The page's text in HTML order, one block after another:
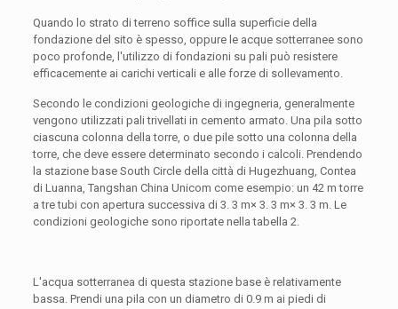
Quando lo strato di terreno soffice sulla superficie della
fondazione del sito è spesso, oppure le acque sotterranee sono
poco profonde, l'utilizzo di fondazioni su pali può resistere
efficacemente ai carichi verticali e alle forze di sollevamento.
Secondo le condizioni geologiche di ingegneria, generalmente
vengono utilizzati pali trivellati in cemento armato. Una pila sotto
ciascuna colonna della torre, o due pile sotto una colonna della
torre, che deve essere determinato secondo i calcoli. Prendendo
la stazione base South Circle della città di Hugezhuang, Contea
di Luanna, Tangshan China Unicom come esempio: un 42 m torre
a tre tubi con apertura successiva di 3. 3 m× 3. 3 m× 3. 3 m. Le
condizioni geologiche sono riportate nella tabella 2.
L'acqua sotterranea di questa stazione base è relativamente
bassa. Prendi una pila con un diametro di 0.9 m ai piedi di